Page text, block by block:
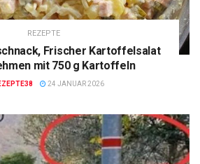
REZEPTE
Frischer Kartoffelsalat
mit 750 g Kartoffeln
24 JANUAR 2026